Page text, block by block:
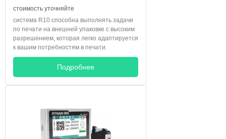
стоимость уточняйте
система R10 способна выполнять задачи
по печати на внешней упаковке с высоким
разрешением, которая легко адаптируется
к вашим потребностям в печати.
Подробнее